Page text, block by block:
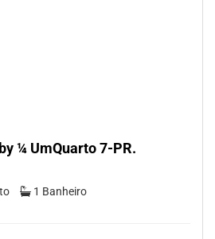
¼ UmQuarto 7-PR.
1 Banheiro